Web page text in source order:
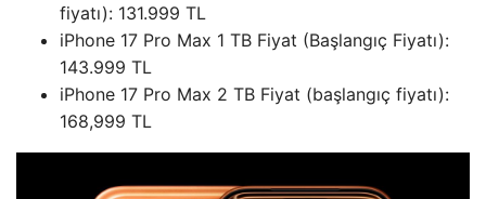
fiyatı): 131.999 TL
iPhone 17 Pro Max 1 TB Fiyat (Başlangıç ​​Fiyatı):
143.999 TL
iPhone 17 Pro Max 2 TB Fiyat (başlangıç ​​fiyatı):
168,999 TL